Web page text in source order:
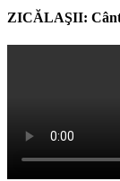
ZICĂLAŞII: